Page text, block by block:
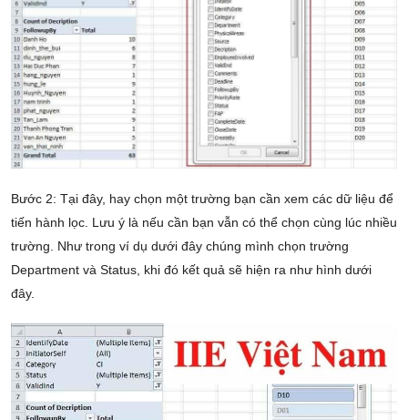
Bước 2: Tại đây, hay chọn một trường bạn cần xem các dữ liệu để
tiến hành lọc. Lưu ý là nếu cần bạn vẫn có thể chọn cùng lúc nhiều
trường. Như trong ví dụ dưới đây chúng mình chọn trường
Department và Status, khi đó kết quả sẽ hiện ra như hình dưới
đây.